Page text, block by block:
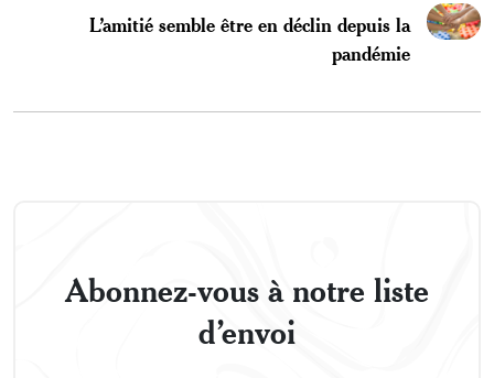
L’amitié semble être en déclin depuis la
pandémie
Abonnez-vous à notre liste
d’envoi